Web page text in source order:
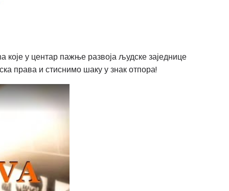
које у центар пажње развоја људске заједнице
права и стиснимо шаку у знак отпора!